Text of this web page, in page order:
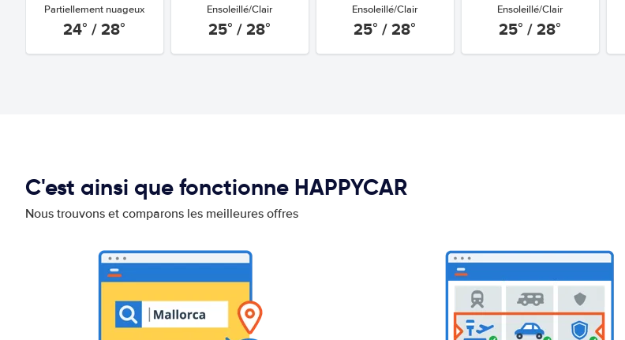
Partiellement nuageux
24° / 28°
Ensoleillé/Clair
25° / 28°
Ensoleillé/Clair
25° / 28°
Ensoleillé/Clair
25° / 28°
C'est ainsi que fonctionne HAPPYCAR
Nous trouvons et comparons les meilleures offres